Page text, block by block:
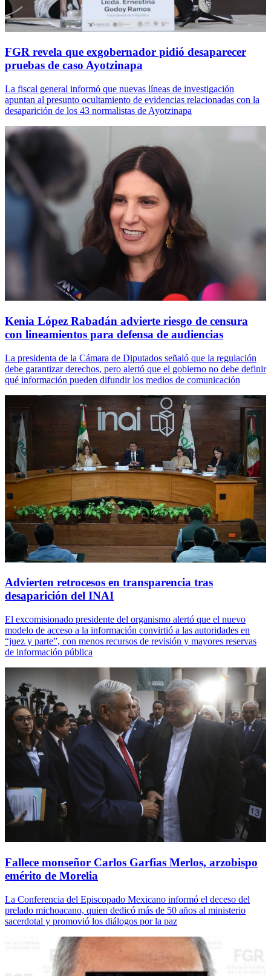
FGR revela que exgobernador pidió desaparecer
pruebas de caso Ayotzinapa
La fiscal general informó que nuevas líneas de investigación
apuntan al presunto ocultamiento de evidencias relacionadas con la
desaparición de los 43 normalistas de Ayotzinapa
Kenia López Rabadán advierte riesgo de censura
con lineamientos para defensa de audiencias
La presidenta de la Cámara de Diputados señaló que la regulación
debe garantizar derechos, pero alertó que el gobierno no debe definir
qué información pueden difundir los medios de comunicación
Advierten retrocesos en transparencia tras
desaparición del INAI
El excomisionado presidente del organismo alertó que el nuevo
modelo de acceso a la información convirtió a las autoridades en
“juez y parte”, con menos recursos de revisión y mayores reservas
de información pública
Fallece monseñor Carlos Garfias Merlos, arzobispo
emérito de Morelia
La Conferencia del Episcopado Mexicano informó el deceso del
prelado michoacano, quien dedicó más de 50 años al ministerio
sacerdotal y promovió los diálogos por la paz